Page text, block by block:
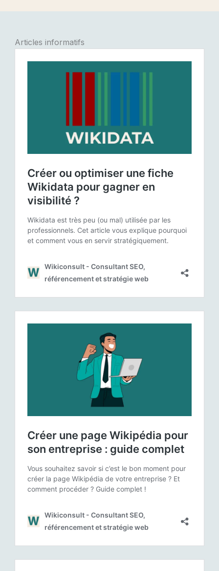
Articles informatifs